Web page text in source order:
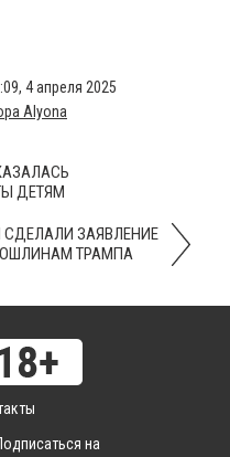
4 апреля 2025
Alyona
ДЕТЯМ
ЗАЯВЛЕНИЕ
ТРАМПА
на